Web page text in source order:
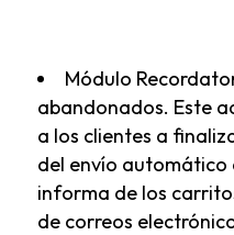
Módulo
abandonados. Este
a los clientes a
del envío automático
informa de los
de correos